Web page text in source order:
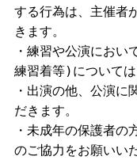
する行為は、主催者
きます。
・練習や公演におい
練習着等)については
・出演の他、公演に
だきます。
・未成年の保護者の
のご協力をお願いい